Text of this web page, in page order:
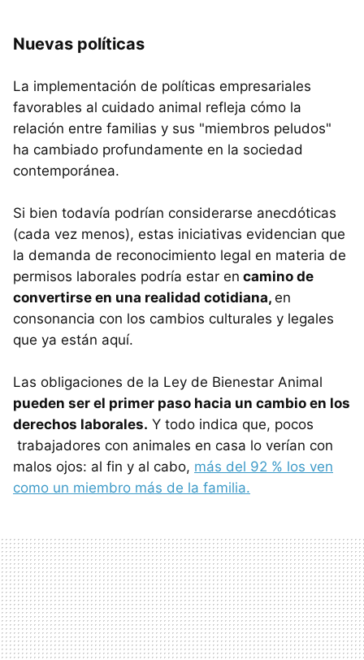
Nuevas políticas
La implementación de políticas empresariales
favorables al cuidado animal refleja cómo la
relación entre familias y sus "miembros peludos"
ha cambiado profundamente en la sociedad
contemporánea.
Si bien todavía podrían considerarse anecdóticas
(cada vez menos), estas iniciativas evidencian que
la demanda de reconocimiento legal en materia de
permisos laborales podría estar en camino de
convertirse en una realidad cotidiana, en
consonancia con los cambios culturales y legales
que ya están aquí.
Las obligaciones de la Ley de Bienestar Animal
pueden ser el primer paso hacia un cambio en los
derechos laborales. Y todo indica que, pocos
trabajadores con animales en casa lo verían con
malos ojos: al fin y al cabo, más del 92 % los ven
como un miembro más de la familia.